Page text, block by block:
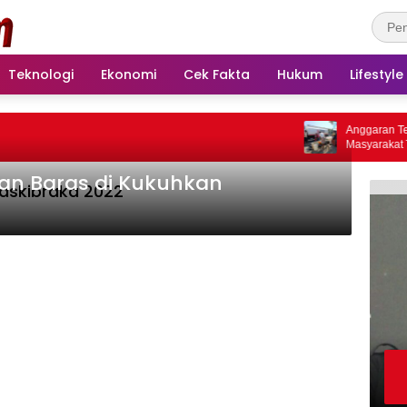
Teknologi Ekonomi Cek Fakta Hukum Lifestyle
Anggaran
Masyarakat
2022
Baras di Kukuhkan